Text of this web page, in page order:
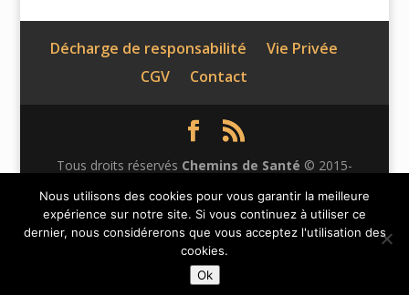
Décharge de responsabilité
Vie Privée
CGV
Contact
Tous droits réservés Chemins de Santé © 2015-
2026 | Ce site n'appartient pas à Facebook et n'est pas
affilié à Facebook Inc. Le contenu de ce site web n'a
pas été vérifié par Facebook. Facebook est une marque
déposée de Facebook Inc.
Nous utilisons des cookies pour vous garantir la meilleure
expérience sur notre site. Si vous continuez à utiliser ce
dernier, nous considérerons que vous acceptez l'utilisation des
cookies.
Ok